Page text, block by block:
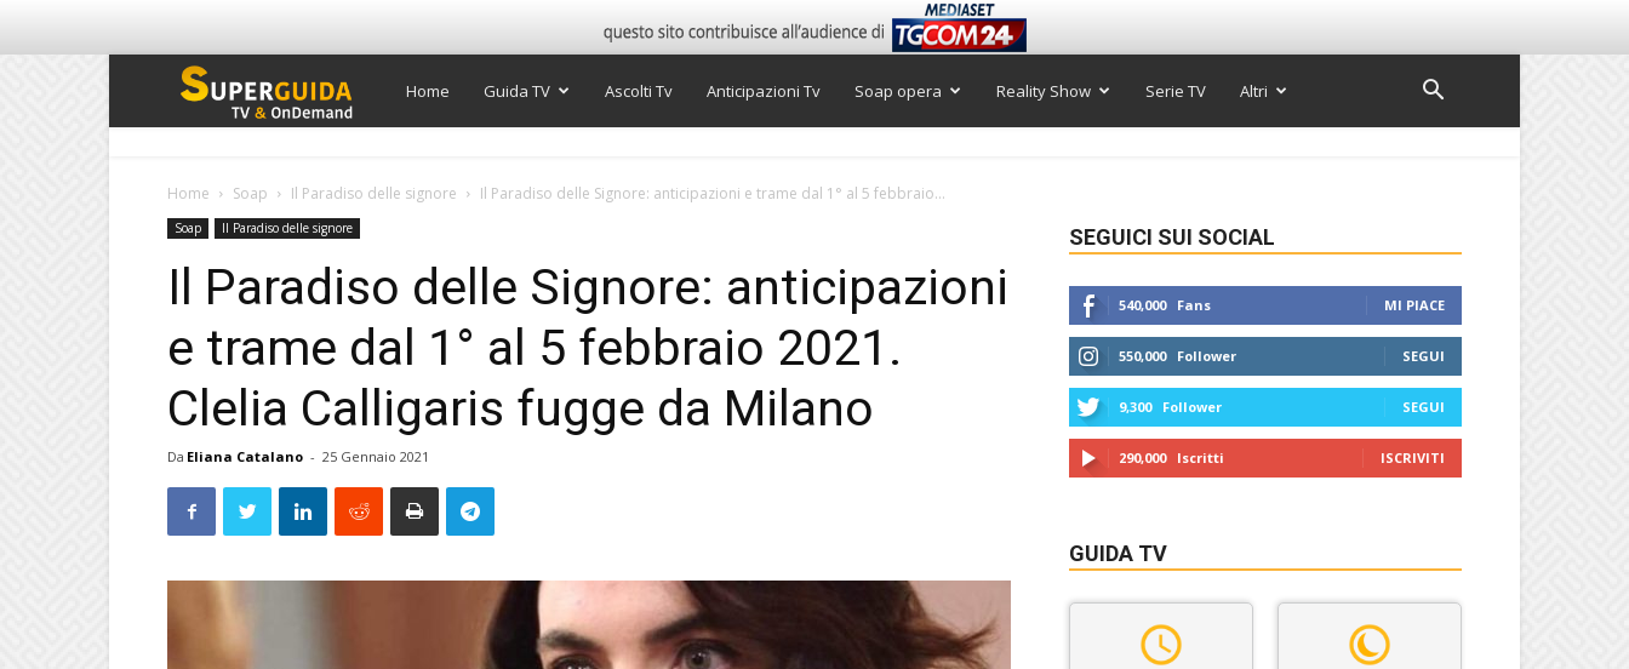
Super
Home Guida TV Ascolti Tv Anticipazioni Tv Soap opera Reality Show Serie TV Altri
Home Soap Il Paradiso delle signore Il Paradiso delle Signore: anticipazioni e trame dal 1° al 5 febbraio...
Soap Il Paradiso delle signore
Il Paradiso delle Signore: anticipazioni
e trame dal 1° al 5 febbraio 2021.
Clelia Calligaris fugge da Milano
Da Eliana Catalano - 25 Gennaio 2021
SEGUICI SUI SOCIAL
540,000 Fans MI PIACE
550,000 Follower SEGUI
9,300 Follower SEGUI
290,000 Iscritti ISCRIVITI
GUIDA TV